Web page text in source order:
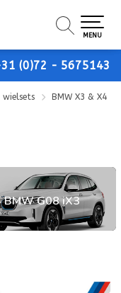
(0)72 - 5675143
MENU
MENU
MENU
wielsets BMW X3 & X4
BMW G08 iX3